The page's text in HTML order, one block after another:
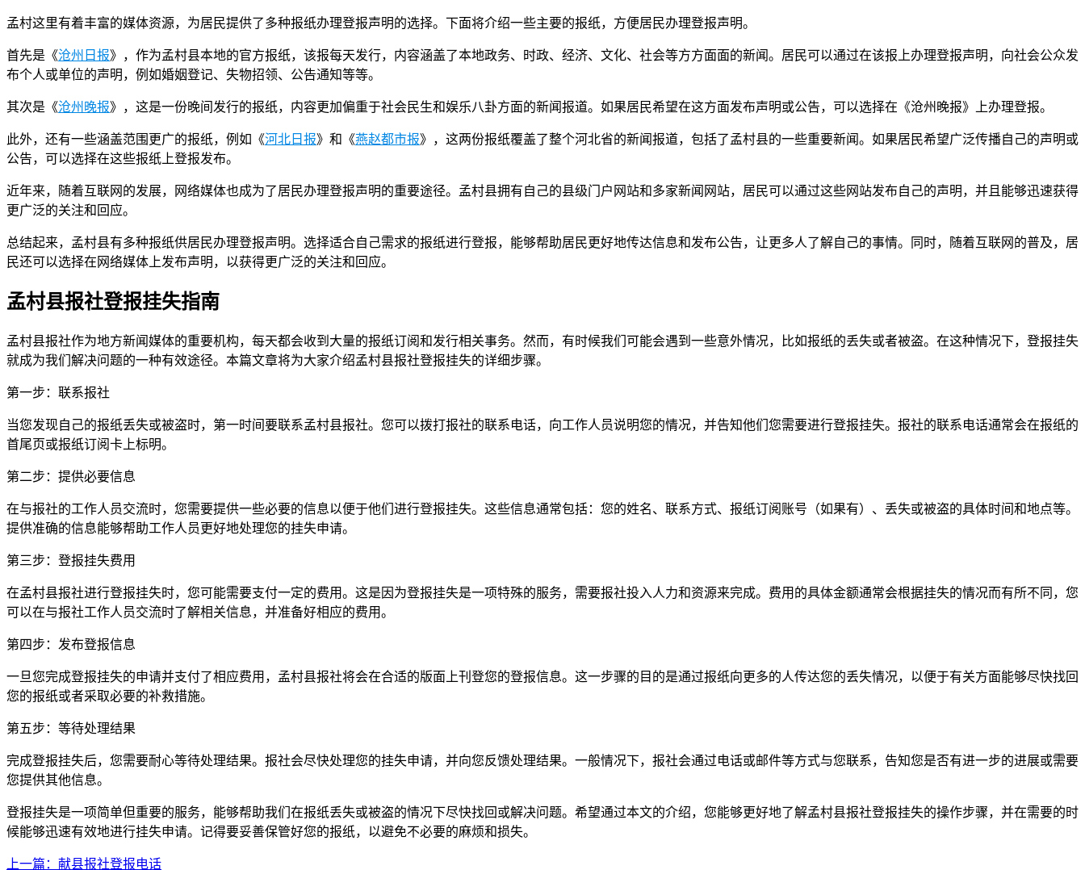
孟村这里有着丰富的媒体资源，为居民提供了多种报纸办理登报声明的选择。下面将介绍一些主要的报纸，方便居民办理登报声明。
首先是《沧州日报》，作为孟村县本地的官方报纸，该报每天发行，内容涵盖了本地政务、时政、经济、文化、社会等方方面面的新闻。居民可以通过在该报上办理登报声明，向社会公众发
布个人或单位的声明，例如婚姻登记、失物招领、公告通知等等。
其次是《沧州晚报》，这是一份晚间发行的报纸，内容更加偏重于社会民生和娱乐八卦方面的新闻报道。如果居民希望在这方面发布声明或公告，可以选择在《沧州晚报》上办理登报。
此外，还有一些涵盖范围更广的报纸，例如《河北日报》和《燕赵都市报》，这两份报纸覆盖了整个河北省的新闻报道，包括了孟村县的一些重要新闻。如果居民希望广泛传播自己的声明或
公告，可以选择在这些报纸上登报发布。
近年来，随着互联网的发展，网络媒体也成为了居民办理登报声明的重要途径。孟村县拥有自己的县级门户网站和多家新闻网站，居民可以通过这些网站发布自己的声明，并且能够迅速获得
更广泛的关注和回应。
总结起来，孟村县有多种报纸供居民办理登报声明。选择适合自己需求的报纸进行登报，能够帮助居民更好地传达信息和发布公告，让更多人了解自己的事情。同时，随着互联网的普及，居
民还可以选择在网络媒体上发布声明，以获得更广泛的关注和回应。
孟村县报社登报挂失指南
孟村县报社作为地方新闻媒体的重要机构，每天都会收到大量的报纸订阅和发行相关事务。然而，有时候我们可能会遇到一些意外情况，比如报纸的丢失或者被盗。在这种情况下，登报挂失
就成为我们解决问题的一种有效途径。本篇文章将为大家介绍孟村县报社登报挂失的详细步骤。
第一步：联系报社
当您发现自己的报纸丢失或被盗时，第一时间要联系孟村县报社。您可以拨打报社的联系电话，向工作人员说明您的情况，并告知他们您需要进行登报挂失。报社的联系电话通常会在报纸的
首尾页或报纸订阅卡上标明。
第二步：提供必要信息
在与报社的工作人员交流时，您需要提供一些必要的信息以便于他们进行登报挂失。这些信息通常包括：您的姓名、联系方式、报纸订阅账号（如果有）、丢失或被盗的具体时间和地点等。
提供准确的信息能够帮助工作人员更好地处理您的挂失申请。
第三步：登报挂失费用
在孟村县报社进行登报挂失时，您可能需要支付一定的费用。这是因为登报挂失是一项特殊的服务，需要报社投入人力和资源来完成。费用的具体金额通常会根据挂失的情况而有所不同，您
可以在与报社工作人员交流时了解相关信息，并准备好相应的费用。
第四步：发布登报信息
一旦您完成登报挂失的申请并支付了相应费用，孟村县报社将会在合适的版面上刊登您的登报信息。这一步骤的目的是通过报纸向更多的人传达您的丢失情况，以便于有关方面能够尽快找回
您的报纸或者采取必要的补救措施。
第五步：等待处理结果
完成登报挂失后，您需要耐心等待处理结果。报社会尽快处理您的挂失申请，并向您反馈处理结果。一般情况下，报社会通过电话或邮件等方式与您联系，告知您是否有进一步的进展或需要
您提供其他信息。
登报挂失是一项简单但重要的服务，能够帮助我们在报纸丢失或被盗的情况下尽快找回或解决问题。希望通过本文的介绍，您能够更好地了解孟村县报社登报挂失的操作步骤，并在需要的时
候能够迅速有效地进行挂失申请。记得要妥善保管好您的报纸，以避免不必要的麻烦和损失。
上一篇：献县报社登报电话